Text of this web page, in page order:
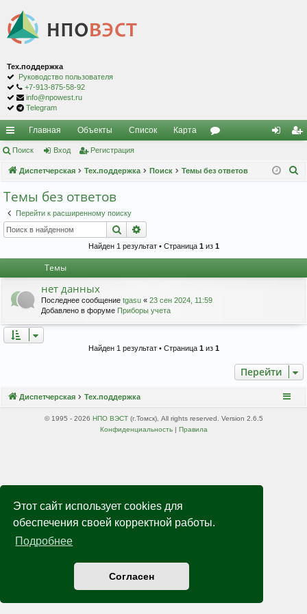
Этот сайт использует cookies для
обеспечения своей корректной работы.
Подробнее
Согласен
Тех.поддержка
Руководство пользователя
+7-913-875-58-92
info@npowest.ru
Telegram
с
ы
лк
и
Главная Объекты Список Карта
ум д ис
Поиск Вход Регистрация
Диспетчерская Тех.поддержка Поиск Темы без ответов
Темы без ответов
Перейти к расширенному поиску
Поиск
Найден 1 результат • Страница 1из 1
Темы
нет данных
Последнее сообщение tgasu « 23 сен 2024, 11:59
Добавлено в форуме Приборы учета
Найден 1 результат • Страница 1из 1
Перейти
Диспетчерская Тех.поддержка
© 1995 - 2026 НПО ВЭСТ(г.Томск), All rights reserved. Version 2.6.5
Конфиденциальность| Правила